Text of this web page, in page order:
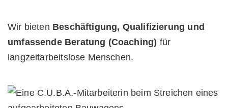
Wir bieten Beschäftigung, Qualifizierung und
umfassende Beratung (Coaching) für
langzeitarbeitslose Menschen.